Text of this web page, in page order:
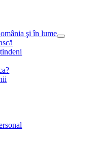
şi în lume